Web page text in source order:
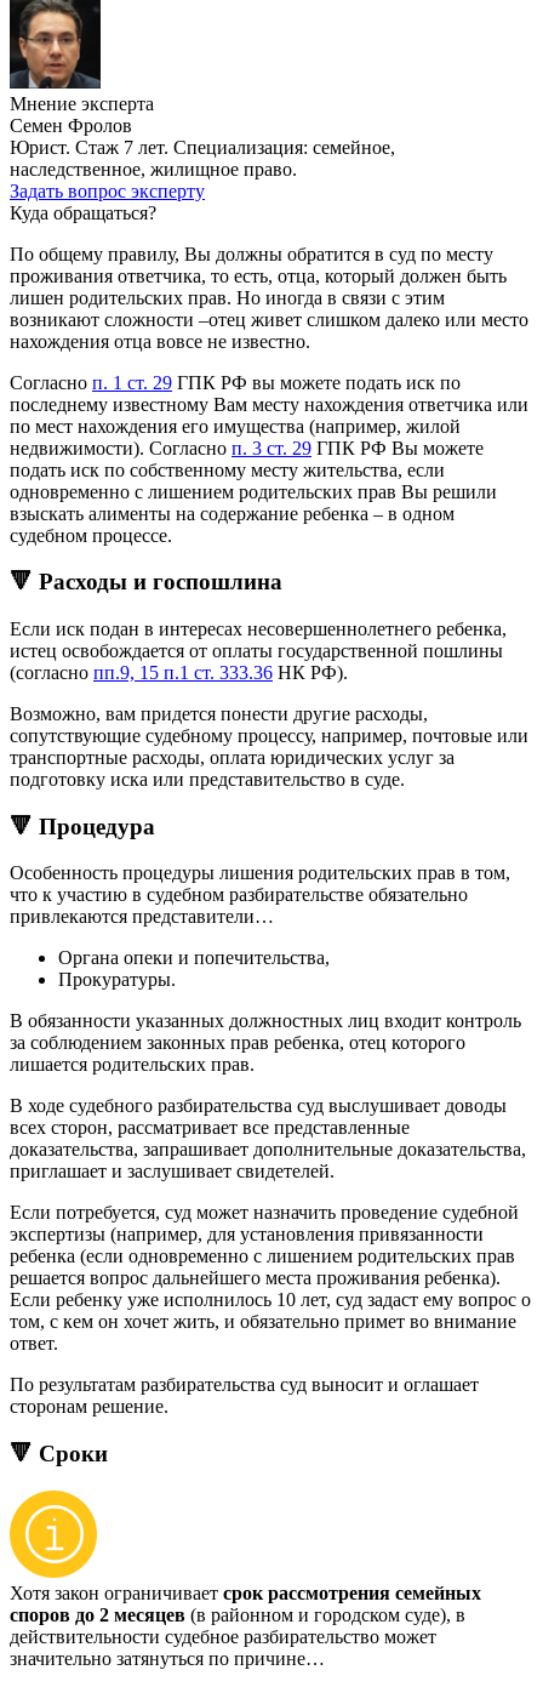
Мнение эксперта
Семен Фролов
Юрист. Стаж 7 лет. Специализация: семейное,
наследственное, жилищное право.
Задать вопрос эксперту
Куда обращаться?
По общему правилу, Вы должны обратится в суд по месту
проживания ответчика, то есть, отца, который должен быть
лишен родительских прав. Но иногда в связи с этим
возникают сложности –отец живет слишком далеко или место
нахождения отца вовсе не известно.
Согласно п. 1 ст. 29 ГПК РФ вы можете подать иск по
последнему известному Вам месту нахождения ответчика или
по мест нахождения его имущества (например, жилой
недвижимости). Согласно п. 3 ст. 29 ГПК РФ Вы можете
подать иск по собственному месту жительства, если
одновременно с лишением родительских прав Вы решили
взыскать алименты на содержание ребенка – в одном
судебном процессе.
🔻 Расходы и госпошлина
Если иск подан в интересах несовершеннолетнего ребенка,
истец освобождается от оплаты государственной пошлины
(согласно пп.9, 15 п.1 ст. 333.36 НК РФ).
Возможно, вам придется понести другие расходы,
сопутствующие судебному процессу, например, почтовые или
транспортные расходы, оплата юридических услуг за
подготовку иска или представительство в суде.
🔻 Процедура
Особенность процедуры лишения родительских прав в том,
что к участию в судебном разбирательстве обязательно
привлекаются представители…
Органа опеки и попечительства,
Прокуратуры.
В обязанности указанных должностных лиц входит контроль
за соблюдением законных прав ребенка, отец которого
лишается родительских прав.
В ходе судебного разбирательства суд выслушивает доводы
всех сторон, рассматривает все представленные
доказательства, запрашивает дополнительные доказательства,
приглашает и заслушивает свидетелей.
Если потребуется, суд может назначить проведение судебной
экспертизы (например, для установления привязанности
ребенка (если одновременно с лишением родительских прав
решается вопрос дальнейшего места проживания ребенка).
Если ребенку уже исполнилось 10 лет, суд задаст ему вопрос о
том, с кем он хочет жить, и обязательно примет во внимание
ответ.
По результатам разбирательства суд выносит и оглашает
сторонам решение.
🔻 Сроки
Хотя закон ограничивает срок рассмотрения семейных
споров до 2 месяцев (в районном и городском суде), в
действительности судебное разбирательство может
значительно затянуться по причине…